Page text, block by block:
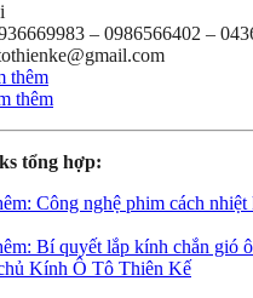
– 0986566402 –
thêm
thêm
tổng hợp:
Công nghệ phim cách
Bí quyết lắp kính chắn gió
Kính Ô Tô Thiên Kế